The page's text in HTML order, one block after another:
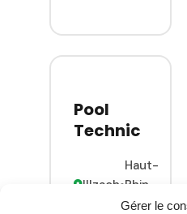
Gérer le
votre
piscine ou
équipements
? Bienvenus
Pool
Technic
Illzach•
Haut-
Rhin
(68)